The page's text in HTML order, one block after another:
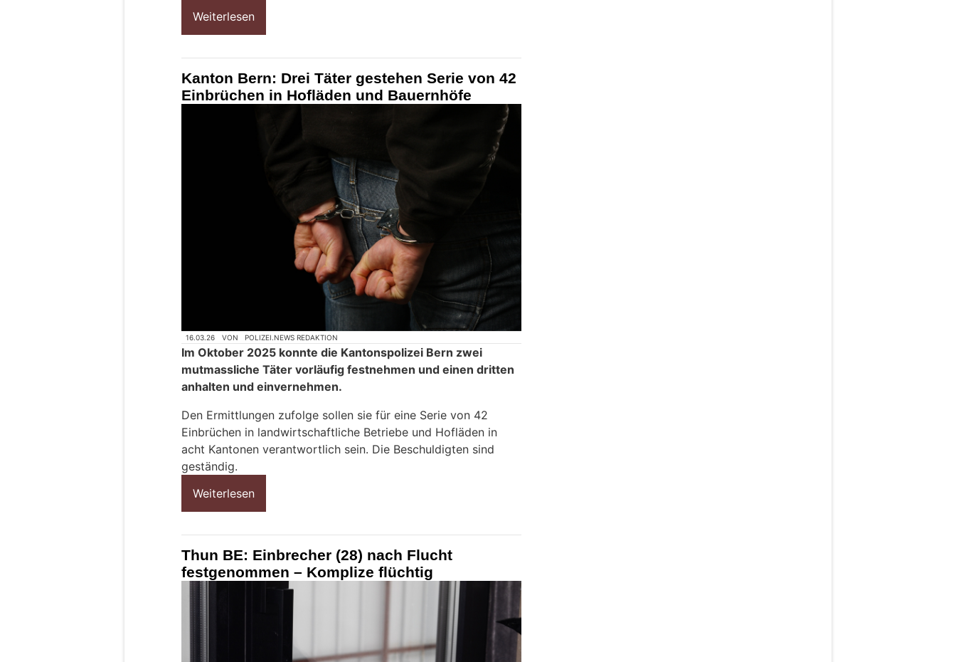
Weiterlesen
Kanton Bern: Drei Täter gestehen Serie von 42
Einbrüchen in Hofläden und Bauernhöfe
16.03.26 VON POLIZEI.NEWS REDAKTION
Im Oktober 2025 konnte die Kantonspolizei Bern zwei
mutmassliche Täter vorläufig festnehmen und einen dritten
anhalten und einvernehmen.
Den Ermittlungen zufolge sollen sie für eine Serie von 42
Einbrüchen in landwirtschaftliche Betriebe und Hofläden in
acht Kantonen verantwortlich sein. Die Beschuldigten sind
geständig.
Weiterlesen
Thun BE: Einbrecher (28) nach Flucht
festgenommen – Komplize flüchtig